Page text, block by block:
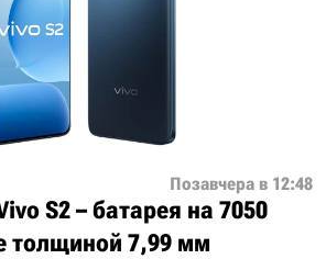
Позавчера в 12:48
S2 – батарея на 7050
толщиной 7,99 мм